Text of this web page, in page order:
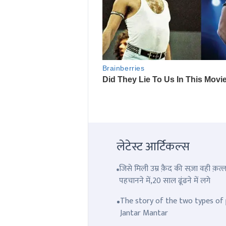
लेटेस्ट आर्टिकल्स
जिसे मिली उम्र क़ैद की सज़ा वही
पहचानने में,20 साल ढूंढने में लगे
The story of the two types of
Jantar Mantar